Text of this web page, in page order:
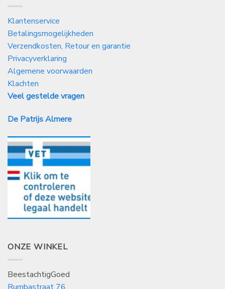
Klantenservice
Betalingsmogelijkheden
Verzendkosten, Retour en garantie
Privacyverklaring
Algemene voorwaarden
Klachten
Veel gestelde vragen
De Patrijs Almere
ONZE WINKEL
BeestachtigGoed